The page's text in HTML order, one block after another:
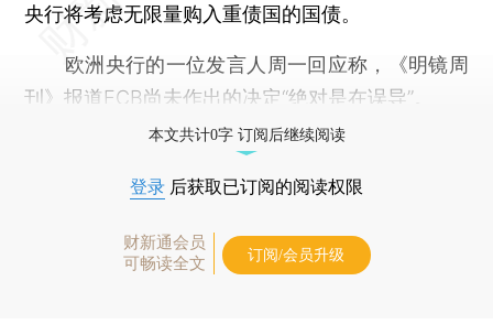
央行将考虑无限量购入重债国的国债。
欧洲央行的一位发言人周一回应称，《明镜周
刊》报道ECB尚未作出的决定“绝对是在误导”。
本文共计0字 订阅后继续阅读
登录 后获取已订阅的阅读权限
财新通会员
可畅读全文
订阅/会员升级